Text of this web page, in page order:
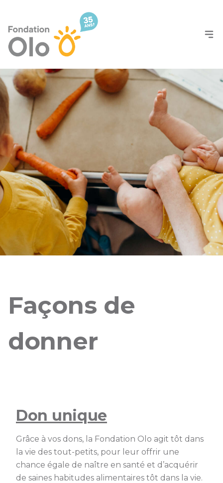
Façons de
donner
Don unique
Grâce à vos dons, la Fondation Olo agit tôt dans
la vie des tout-petits, pour leur offrir une
chance égale de naître en santé et d’acquérir
de saines habitudes alimentaires tôt dans la vie.